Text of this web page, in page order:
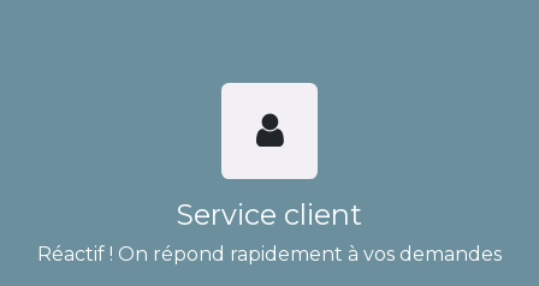
Service client
Réactif ! On répond rapidement à vos demandes